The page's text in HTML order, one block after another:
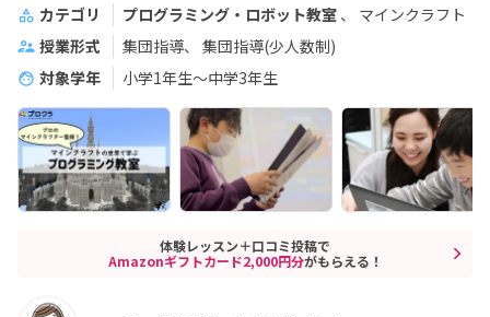
カテゴリ プログラミング・ロボット教室
マインクラフト
授業形式
集団指導
集団指導(少人数制)
対象学年
小学1年生～中学3年生
体験レッスン＋口コミ投稿で
Amazonギフトカード2,000円分がもらえる！